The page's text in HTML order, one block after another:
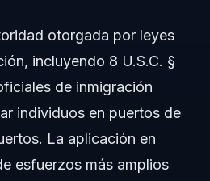
otorgada por leyes
incluyendo 8 U.S.C. §
de inmigración
individuos en puertos de
La aplicación en
esfuerzos más amplios